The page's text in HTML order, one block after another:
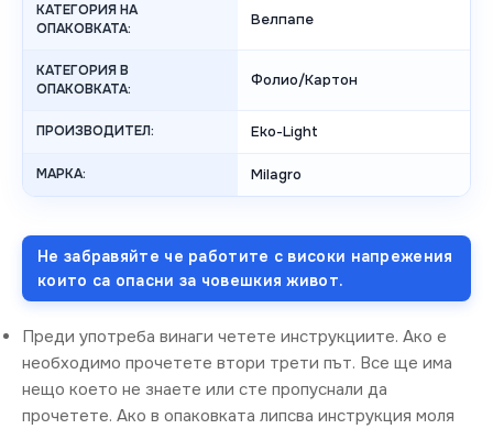
КАТЕГОРИЯ НА
ОПАКОВКАТА:
Велпапе
КАТЕГОРИЯ В
ОПАКОВКАТА:
Фолио/Картон
ПРОИЗВОДИТЕЛ: Eko-Light
МАРКА: Milagro
Не забравяйте че работите с високи напрежения
които са опасни за човешкия живот.
Преди употреба винаги четете инструкциите. Ако е
необходимо прочетете втори трети път. Все ще има
нещо което не знаете или сте пропуснали да
прочетете. Ако в опаковката липсва инструкция моля